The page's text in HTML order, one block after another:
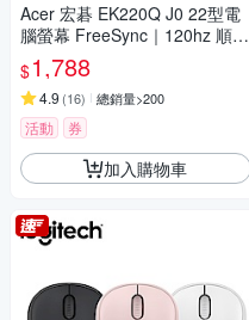
Acer 宏碁 EK220Q J0 22型電
腦螢幕 FreeSync｜120hz 順暢
畫面再提升
$1,788
4.9 (16) 總銷量>200
活動 券
加入購物車